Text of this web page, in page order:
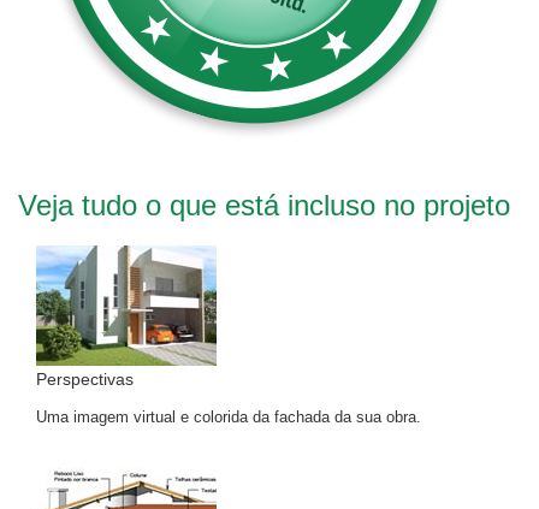
Veja tudo o que está incluso no projeto
Perspectivas
Uma imagem virtual e colorida da fachada da sua obra.